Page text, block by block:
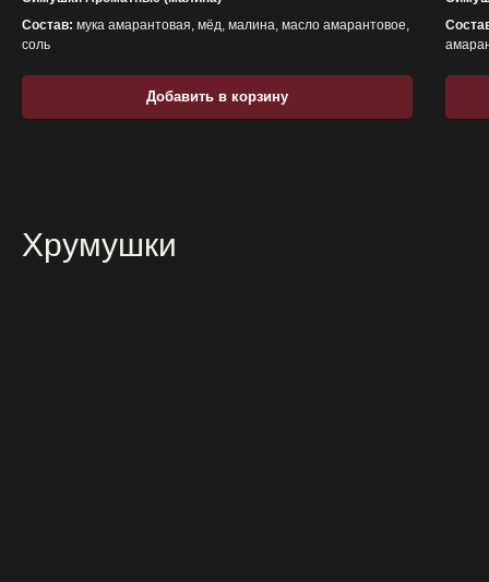
Состав: мука амарантовая, мёд, малина, масло амарантовое,
соль
Добавить в корзину
Хрумушки